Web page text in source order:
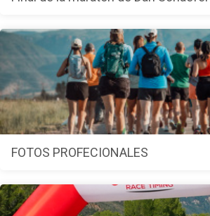
FOTOS PROFECIONALES